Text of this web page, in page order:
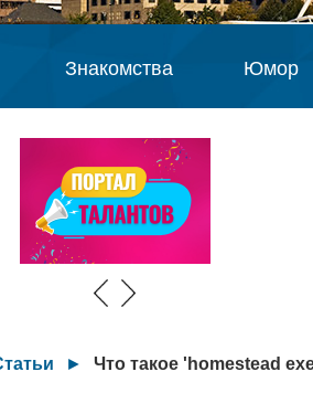
Знакомства Юмор
► Что такое 'homestead